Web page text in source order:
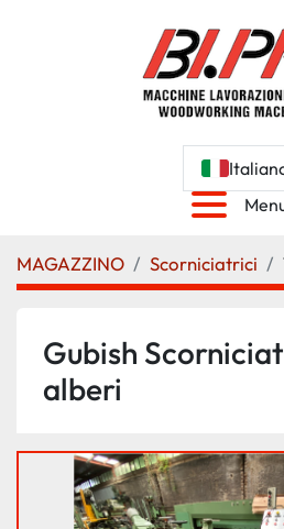
MAGAZZINO Scorniciatrici
Gubish
alberi